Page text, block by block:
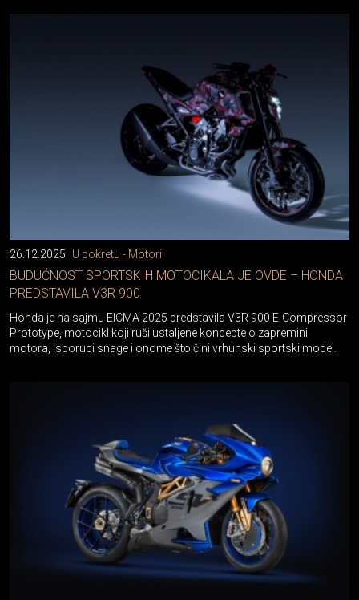
26.12.2025 U pokretu - Motori
BUDUĆNOST SPORTSKIH MOTOCIKALA JE OVDE – HONDA
PREDSTAVILA V3R 900
Honda je na sajmu EICMA 2025 predstavila V3R 900 E-Compressor
Prototype, motocikl koji ruši ustaljene koncepte o zapremini
motora, isporuci snage i onome što čini vrhunski sportski model.